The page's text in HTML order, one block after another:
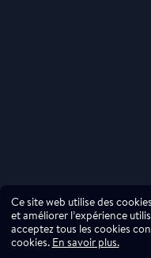
Ce site web utilise des
et améliorer l’expérience
acceptez tous les cookies
cookies. En savoir plus.